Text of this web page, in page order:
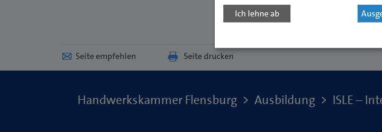
Seite empfehlen Seite drucken
Handwerkskammer Flensburg Ausbildung ISLE –
Ich lehne ab